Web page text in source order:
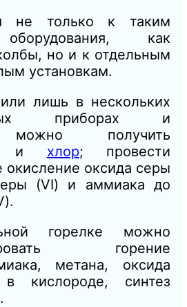
не только к таким
как
но и к отдельным
установкам.
лишь в нескольких
приборах и
можно получить
и хлор; провести
окисление оксида серы
(VI) и аммиака до
горелке можно
горение
метана, оксида
кислороде, синтез